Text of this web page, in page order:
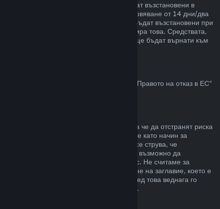
Неупотребените подаръци могат да бъдат възстановени в
рамките на стандартния срок за възстановяване от 14 дни/два
часа. Употребените подаръци могат да бъдат възстановени при
същите условия, ако получателят инициира това. Средствата,
използвани за закупуване на подаръка, ще бъдат върнати към
За обяснение относно това как действа „Правото на отказ в ЕС“
Възстановявания са предназначени, така че да отстранят риска
от закупуването на заглавия в Steam, а не като начин за
придобиване на безплатни игри. Ако ни се струва, че
злоупотребявате с възстановяванията, е възможно да
преустановим тяхното предлагане за Вас. Не считаме за
злоупотреба, ако изискате възстановяване на заглавие, което е
закупено точно преди разпродажба, а след това веднага го
закупите повторно при намалената цена.